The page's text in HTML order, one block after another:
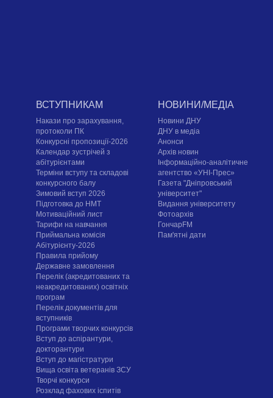
ВСТУПНИКАМ
Накази про зарахування,
протоколи ПК
Конкурсні пропозиції-2026
Календар зустрічей з
абітурієнтами
Терміни вступу та складові
конкурсного балу
Зимовий вступ 2026
Підготовка до НМТ
Мотиваційний лист
Тарифи на навчання
Приймальна комісія
Абітурієнту-2026
Правила прийому
Державне замовлення
Перелік (акредитованих та
неакредитованих) освітніх
програм
Перелік документів для
вступників
Програми творчих конкурсiв
Вступ до аспірантури,
докторантури
Вступ до магістратури
Вища освіта ветеранів ЗСУ
Творчі конкурси
Розклад фахових іспитів
НОВИНИ/МЕДІА
Новини ДНУ
ДНУ в медіа
Анонси
Архів новин
Інформаційно-аналітичне
агентство «УНІ-Прес»
Газета "Дніпровський
університет"
Видання університету
Фотоархів
ГончарFM
Пам'ятні дати